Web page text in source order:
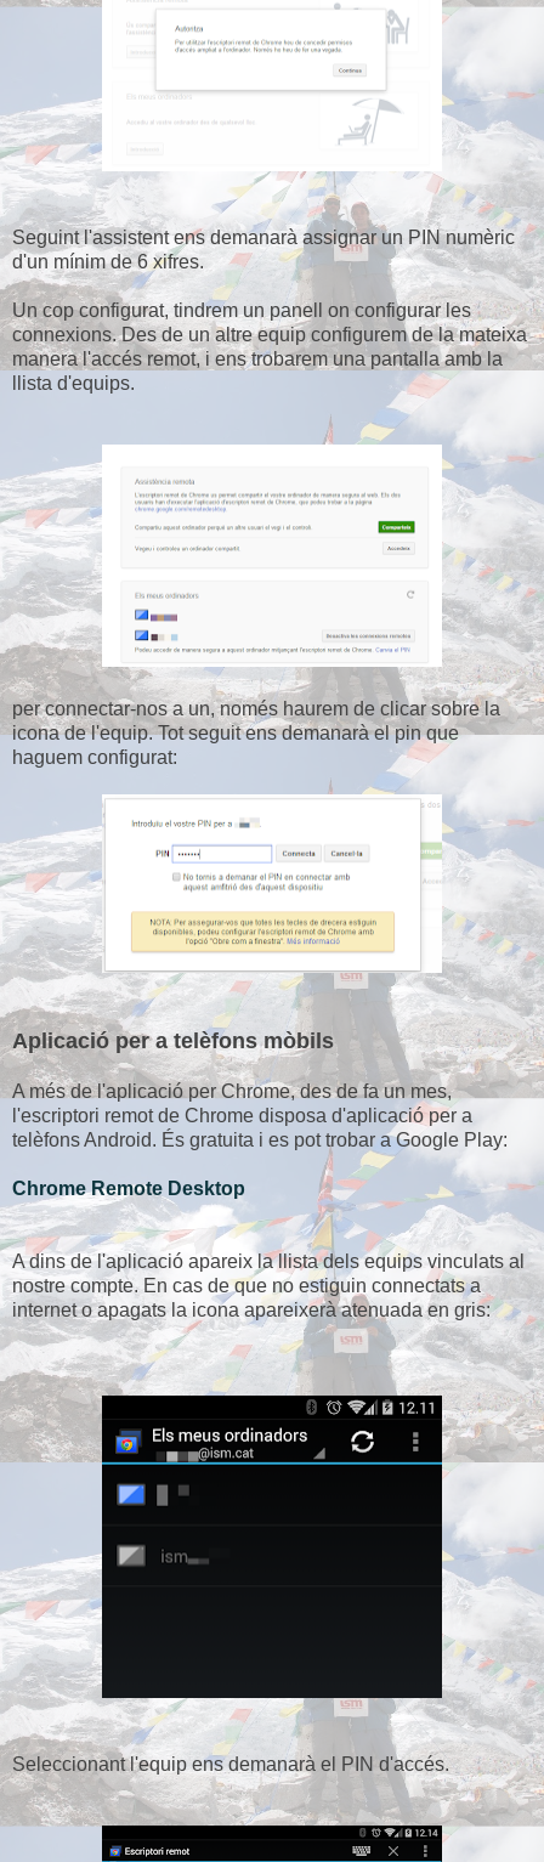
Seguint l'assistent ens demanarà assignar un PIN numèric
d'un mínim de 6 xifres.
Un cop configurat, tindrem un panell on configurar les
connexions. Des de un altre equip configurem de la mateixa
manera l'accés remot, i ens trobarem una pantalla amb la
llista d'equips.
per connectar-nos a un, només haurem de clicar sobre la
icona de l'equip. Tot seguit ens demanarà el pin que
haguem configurat:
Aplicacióper a telèfons mòbils
A més de l'aplicació per Chrome, des de fa un mes,
l'escriptori remot de Chrome disposa d'aplicació per a
telèfons Android. És gratuita i es pot trobar a Google Play:
Chrome Remote Desktop
A dins de l'aplicació apareix la llista dels equips vinculats al
nostre compte. En cas de que no estiguin connectats a
internet o apagats la icona apareixerà atenuada en gris:
Seleccionant l'equip ens demanarà el PIN d'accés.